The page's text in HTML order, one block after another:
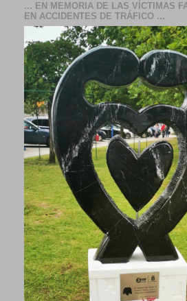
... EN MEMORIA DE LAS VÍCTIMAS
EN ACCIDENTES DE TRÁFICO ...